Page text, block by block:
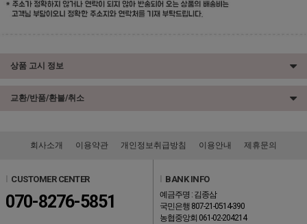
상품 고시 정보
교환/반품/환불/취소
회사소개 이용약관 개인정보취급방침 이용안내 제휴문의
CUSTOMER CENTER
070-8276-5851
BANK INFO
예금주명 : 김종삼
국민은행 807-21-0514-390
농협중앙회 061-02-204214